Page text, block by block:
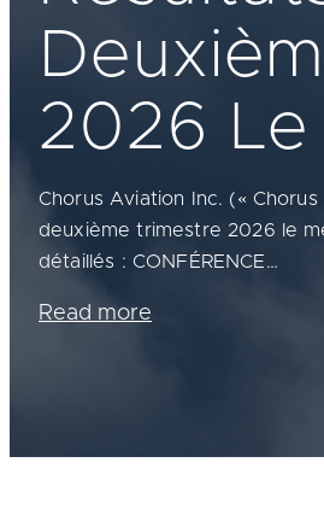
2026
Chorus Aviation Inc. («
deuxième trimestre 2026 le
détaillés : CONFÉRENCE…
Read more